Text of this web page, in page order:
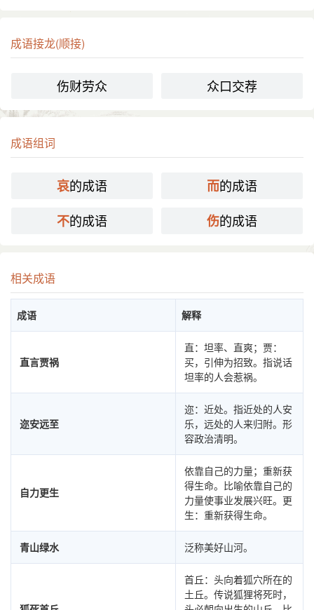
成语接龙(顺接)
伤财劳众 众口交荐
成语组词
哀的成语 而的成语
不的成语 伤的成语
相关成语
成语 解释
直言贾祸
直：坦率、直爽；贾：
买，引伸为招致。指说话
坦率的人会惹祸。
迩安远至
迩：近处。指近处的人安
乐，远处的人来归附。形
容政治清明。
自力更生
依靠自己的力量；重新获
得生命。比喻依靠自己的
力量使事业发展兴旺。更
生：重新获得生命。
青山绿水 泛称美好山河。
首丘：头向着狐穴所在的
土丘。传说狐狸将死时，